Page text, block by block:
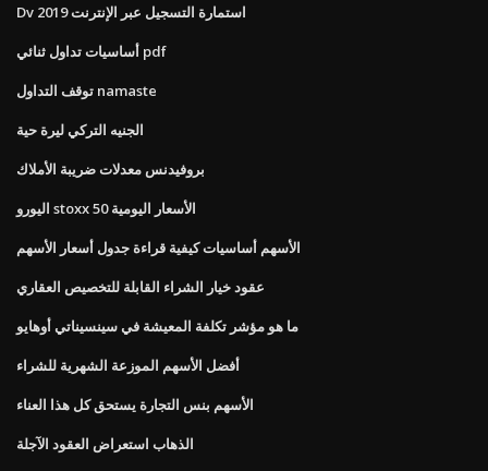
Dv 2019 استمارة التسجيل عبر الإنترنت
أساسيات تداول ثنائي pdf
توقف التداول namaste
الجنيه التركي ليرة حية
بروفيدنس معدلات ضريبة الأملاك
اليورو stoxx 50 الأسعار اليومية
الأسهم أساسيات كيفية قراءة جدول أسعار الأسهم
عقود خيار الشراء القابلة للتخصيص العقاري
ما هو مؤشر تكلفة المعيشة في سينسيناتي أوهايو
أفضل الأسهم الموزعة الشهرية للشراء
الأسهم بنس التجارة يستحق كل هذا العناء
الذهاب استعراض العقود الآجلة